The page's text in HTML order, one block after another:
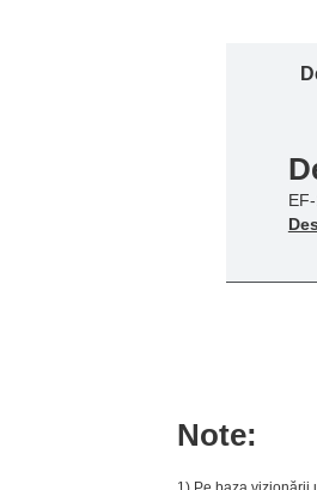
Note: